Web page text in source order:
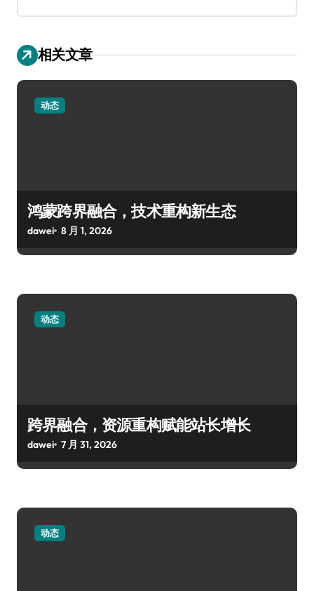
相关文章
动态
鸿蒙跨界融合，技术重构新生态
dawei 8 月 1, 2026
动态
跨界融合，资源重构赋能站长增长
dawei 7 月 31, 2026
动态